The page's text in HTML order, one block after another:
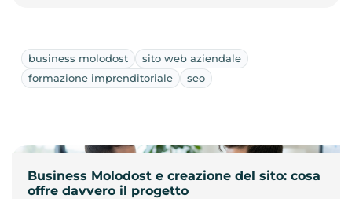
business molodost
sito web aziendale
formazione imprenditoriale
seo
Business Molodost e creazione del sito: cosa
offre davvero il progetto